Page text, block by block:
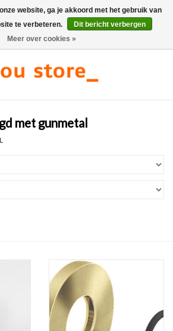
0 Artikelen - €0,00
met gunmetal
website, ga je akkoord met het gebruik van
te verbeteren.
Dit bericht verbergen
Meer over cookies »